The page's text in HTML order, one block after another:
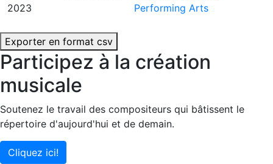
2023
Performing Arts
Exporter en format csv
Participez à la création
musicale
Soutenez le travail des compositeurs qui bâtissent le
répertoire d'aujourd'hui et de demain.
Cliquez ici!